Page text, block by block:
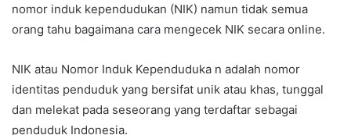
nomor induk kependudukan (NIK) namun tidak semua
orang tahu bagaimana cara mengecek NIK secara online.
NIK atau Nomor Induk Kependuduka n adalah nomor
identitas penduduk yang bersifat unik atau khas, tunggal
dan melekat pada seseorang yang terdaftar sebagai
penduduk Indonesia.